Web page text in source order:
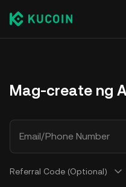
Mag-create ng
Email/Phone Number
Referral Code (Optional)